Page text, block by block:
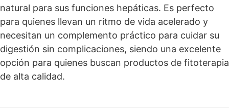
natural para sus funciones hepáticas. Es perfecto
para quienes llevan un ritmo de vida acelerado y
necesitan un complemento práctico para cuidar su
digestión sin complicaciones, siendo una excelente
opción para quienes buscan productos de fitoterapia
de alta calidad.